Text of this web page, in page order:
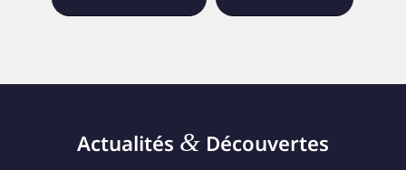
Actualités &Découvertes